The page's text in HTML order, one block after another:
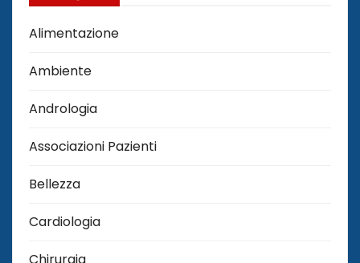
Alimentazione
Ambiente
Andrologia
Associazioni Pazienti
Bellezza
Cardiologia
Chirurgia